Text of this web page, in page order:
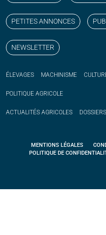
PETITES ANNONCES
NEWSLETTER
ÉLEVAGES MACHINISME
POLITIQUE AGRICOLE
ACTUALITÉS AGRICOLES DOSSIERS
MENTIONS LÉGALES
POLITIQUE DE